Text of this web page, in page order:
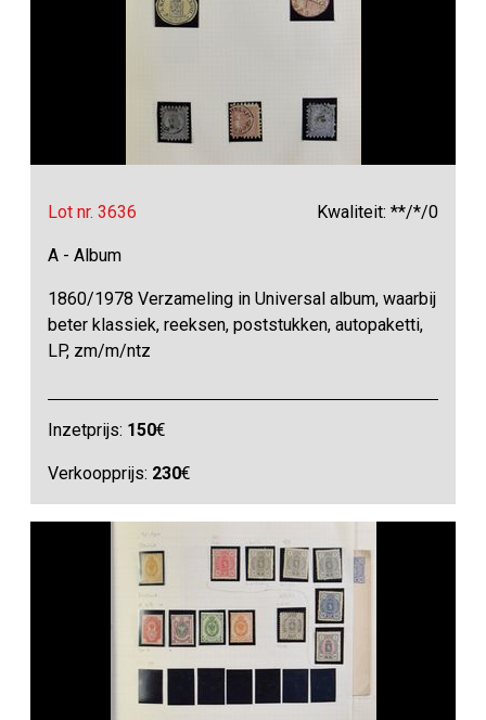
Lot nr. 3636 Kwaliteit: **/*/0
A - Album
1860/1978 Verzameling in Universal album, waarbij
beter klassiek, reeksen, poststukken, autopaketti,
LP, zm/m/ntz
Inzetprijs: 150€
Verkoopprijs: 230€